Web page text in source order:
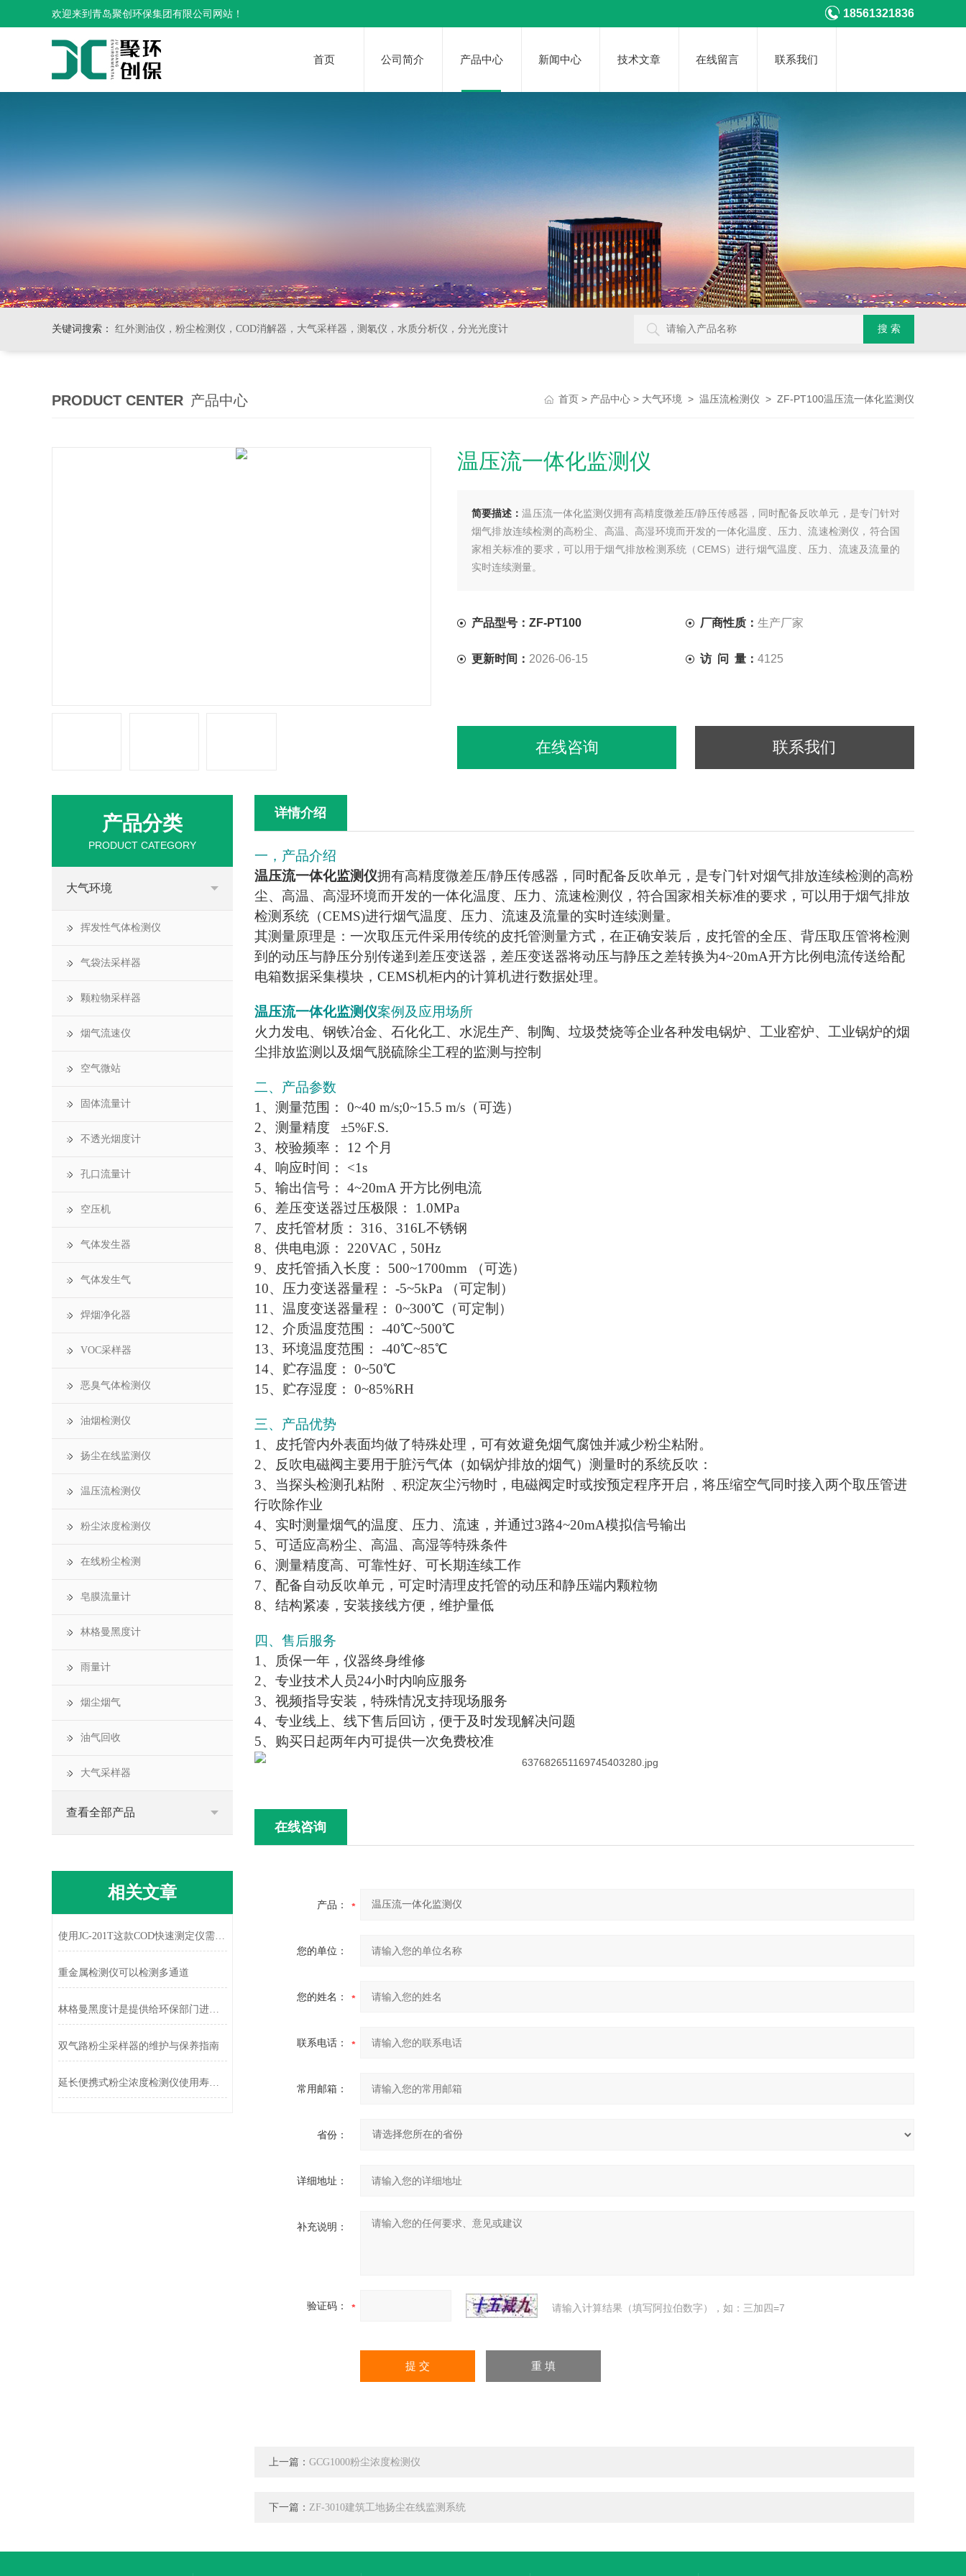
欢迎来到青岛聚创环保集团有限公司网站！ 18561321836
首页 公司简介 产品中心 新闻中心 技术文章 在线留言 联系我们
关键词搜索： 红外测油仪，粉尘检测仪，COD消解器，大气采样器，测氡仪，水质分析仪，分光光度计
PRODUCT CENTER 产品中心 首页 > 产品中心 > 大气环境 > 温压流检测仪 > ZF-PT100温压流一体化监测仪
温压流一体化监测仪
简要描述：温压流一体化监测仪拥有高精度微差压/静压传感器，同时配备反吹单元，是专门针对
烟气排放连续检测的高粉尘、高温、高湿环境而开发的一体化温度、压力、流速检测仪，符合国
家相关标准的要求，可以用于烟气排放检测系统（CEMS）进行烟气温度、压力、流速及流量的
实时连续测量。
产品型号：ZF-PT100 厂商性质： 生产厂家
更新时间： 2026-06-15 访 问 量： 4125
在线咨询 联系我们
详情介绍
一，产品介绍
温压流一体化监测仪拥有高精度微差压/静压传感器，同时配备反吹单元，是专门针对烟气排放连续检测的高粉
尘、高温、高湿环境而开发的一体化温度、压力、流速检测仪，符合国家相关标准的要求，可以用于烟气排放
检测系统（CEMS)进行烟气温度、压力、流速及流量的实时连续测量。
其测量原理是：一次取压元件采用传统的皮托管测量方式，在正确安装后，皮托管的全压、背压取压管将检测
到的动压与静压分别传递到差压变送器，差压变送器将动压与静压之差转换为4~20mA开方比例电流传送给配
电箱数据采集模块，CEMS机柜内的计算机进行数据处理。
温压流一体化监测仪案例及应用场所
火力发电、钢铁冶金、石化化工、水泥生产、制陶、垃圾焚烧等企业各种发电锅炉、工业窑炉、工业锅炉的烟
尘排放监测以及烟气脱硫除尘工程的监测与控制
二、产品参数
1、测量范围： 0~40 m/s;0~15.5 m/s（可选）
2、测量精度 ±5%F.S.
3、校验频率： 12 个月
4、响应时间： <1s
5、输出信号： 4~20mA 开方比例电流
6、差压变送器过压极限： 1.0MPa
7、皮托管材质： 316、316L不锈钢
8、供电电源： 220VAC，50Hz
9、皮托管插入长度： 500~1700mm （可选）
10、压力变送器量程： -5~5kPa （可定制）
11、温度变送器量程： 0~300℃（可定制）
12、介质温度范围： -40℃~500℃
13、环境温度范围： -40℃~85℃
14、贮存温度： 0~50℃
15、贮存湿度： 0~85%RH
三、产品优势
1、皮托管内外表面均做了特殊处理，可有效避免烟气腐蚀并减少粉尘粘附。
2、反吹电磁阀主要用于脏污气体（如锅炉排放的烟气）测量时的系统反吹：
3、当探头检测孔粘附 ﹑积淀灰尘污物时，电磁阀定时或按预定程序开启，将压缩空气同时接入两个取压管进
行吹除作业
4、实时测量烟气的温度、压力、流速，并通过3路4~20mA模拟信号输出
5、可适应高粉尘、高温、高湿等特殊条件
6、测量精度高、可靠性好、可长期连续工作
7、配备自动反吹单元，可定时清理皮托管的动压和静压端内颗粒物
8、结构紧凑，安装接线方便，维护量低
四、售后服务
1、质保一年，仪器终身维修
2、专业技术人员24小时内响应服务
3、视频指导安装，特殊情况支持现场服务
4、专业线上、线下售后回访，便于及时发现解决问题
5、购买日起两年内可提供一次免费校准
在线咨询
产品：
您的单位：
您的姓名：
联系电话：
常用邮箱：
省份：
详细地址：
补充说明：
验证码： 请输入计算结果（填写阿拉伯数字），如：三加四=7
上一篇： GCG1000粉尘浓度检测仪
下一篇： ZF-3010建筑工地扬尘在线监测系统
产品分类
PRODUCT CATEGORY
大气环境
挥发性气体检测仪
气袋法采样器
颗粒物采样器
烟气流速仪
空气微站
固体流量计
不透光烟度计
孔口流量计
空压机
气体发生器
气体发生气
焊烟净化器
VOC采样器
恶臭气体检测仪
油烟检测仪
扬尘在线监测仪
温压流检测仪
粉尘浓度检测仪
在线粉尘检测
皂膜流量计
林格曼黑度计
雨量计
烟尘烟气
油气回收
大气采样器
查看全部产品
相关文章
使用JC-201T这款COD快速测定仪需要了解哪些技术参数呢
重金属检测仪可以检测多通道
林格曼黑度计是提供给环保部门进行能源监测的专用仪器
双气路粉尘采样器的维护与保养指南
延长便携式粉尘浓度检测仪使用寿命的维护策略